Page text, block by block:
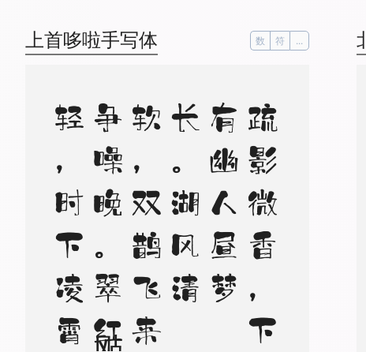
上首哆啦手写体 数 符 ...
疏
影
微
香
，
下
有
幽
人
昼
梦
长
。
湖
风
清
软
，
双
鹊
飞
来
争
噪
晚
。
翠
飐红
轻
，
时
下
凌
霄
百
尺
英
。